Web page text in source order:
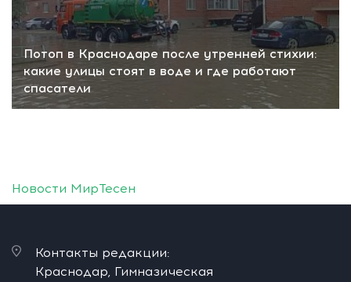
Потоп в Краснодаре после утренней стихии:
какие улицы стоят в воде и где работают
спасатели
Новости МирТесен
Контакты редакции:
Краснодар, Гимназическая